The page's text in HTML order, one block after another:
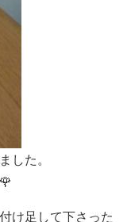
した。
け足して下さった